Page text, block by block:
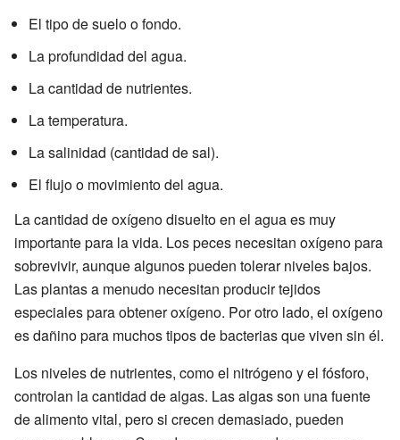
El tipo de suelo o fondo.
La profundidad del agua.
La cantidad de nutrientes.
La temperatura.
La salinidad (cantidad de sal).
El flujo o movimiento del agua.
La cantidad de oxígeno disuelto en el agua es muy
importante para la vida. Los peces necesitan oxígeno para
sobrevivir, aunque algunos pueden tolerar niveles bajos.
Las plantas a menudo necesitan producir tejidos
especiales para obtener oxígeno. Por otro lado, el oxígeno
es dañino para muchos tipos de bacterias que viven sin él.
Los niveles de nutrientes, como el nitrógeno y el fósforo,
controlan la cantidad de algas. Las algas son una fuente
de alimento vital, pero si crecen demasiado, pueden